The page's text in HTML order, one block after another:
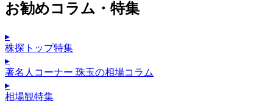
お勧めコラム・特集
▸
株探トップ特集
▸
著名人コーナー 珠玉の相場コラム
▸
相場観特集